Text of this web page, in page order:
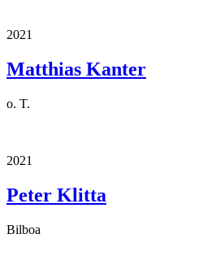
2021
Matthias Kanter
o. T.
2021
Peter Klitta
Bilboa